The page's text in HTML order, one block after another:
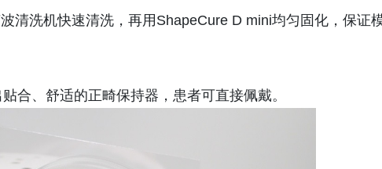
清洗机快速清洗，再用ShapeCure D mini均匀固化，保证
合、舒适的正畸保持器，患者可直接佩戴。